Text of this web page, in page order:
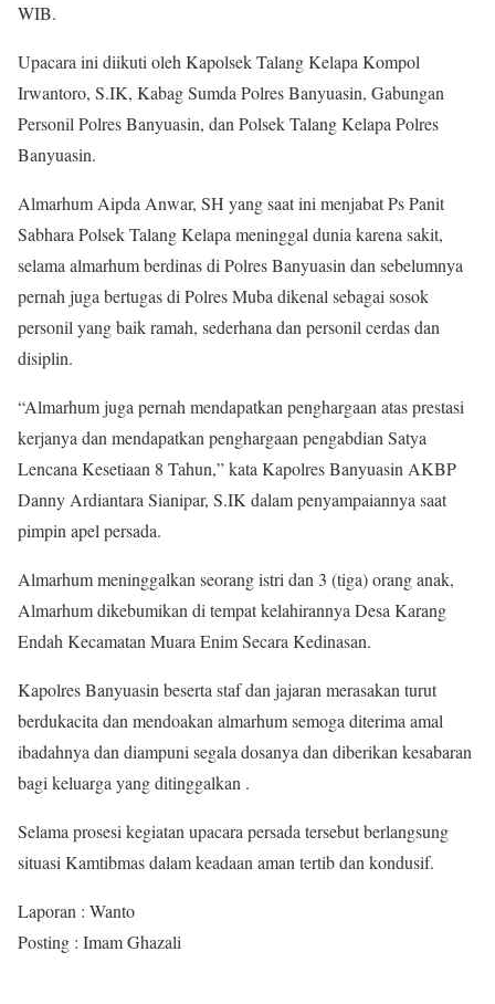
WIB.
Upacara ini diikuti oleh Kapolsek Talang Kelapa Kompol
Irwantoro, S.IK, Kabag Sumda Polres Banyuasin, Gabungan
Personil Polres Banyuasin, dan Polsek Talang Kelapa Polres
Banyuasin.
Almarhum Aipda Anwar, SH yang saat ini menjabat Ps Panit
Sabhara Polsek Talang Kelapa meninggal dunia karena sakit,
selama almarhum berdinas di Polres Banyuasin dan sebelumnya
pernah juga bertugas di Polres Muba dikenal sebagai sosok
personil yang baik ramah, sederhana dan personil cerdas dan
disiplin.
“Almarhum juga pernah mendapatkan penghargaan atas prestasi
kerjanya dan mendapatkan penghargaan pengabdian Satya
Lencana Kesetiaan 8 Tahun,” kata Kapolres Banyuasin AKBP
Danny Ardiantara Sianipar, S.IK dalam penyampaiannya saat
pimpin apel persada.
Almarhum meninggalkan seorang istri dan 3 (tiga) orang anak,
Almarhum dikebumikan di tempat kelahirannya Desa Karang
Endah Kecamatan Muara Enim Secara Kedinasan.
Kapolres Banyuasin beserta staf dan jajaran merasakan turut
berdukacita dan mendoakan almarhum semoga diterima amal
ibadahnya dan diampuni segala dosanya dan diberikan kesabaran
bagi keluarga yang ditinggalkan .
Selama prosesi kegiatan upacara persada tersebut berlangsung
situasi Kamtibmas dalam keadaan aman tertib dan kondusif.
Laporan : Wanto
Posting : Imam Ghazali